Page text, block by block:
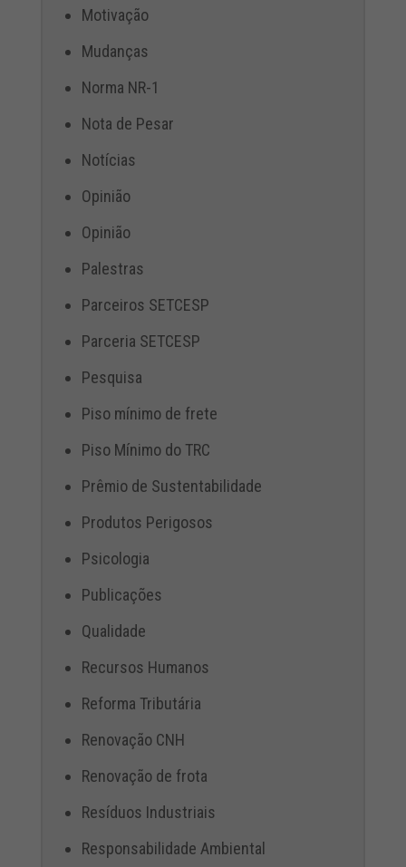
Motivação
Mudanças
Norma NR-1
Nota de Pesar
Notícias
Opinião
Opinião
Palestras
Parceiros SETCESP
Parceria SETCESP
Pesquisa
Piso mínimo de frete
Piso Mínimo do TRC
Prêmio de Sustentabilidade
Produtos Perigosos
Psicologia
Publicações
Qualidade
Recursos Humanos
Reforma Tributária
Renovação CNH
Renovação de frota
Resíduos Industriais
Responsabilidade Ambiental